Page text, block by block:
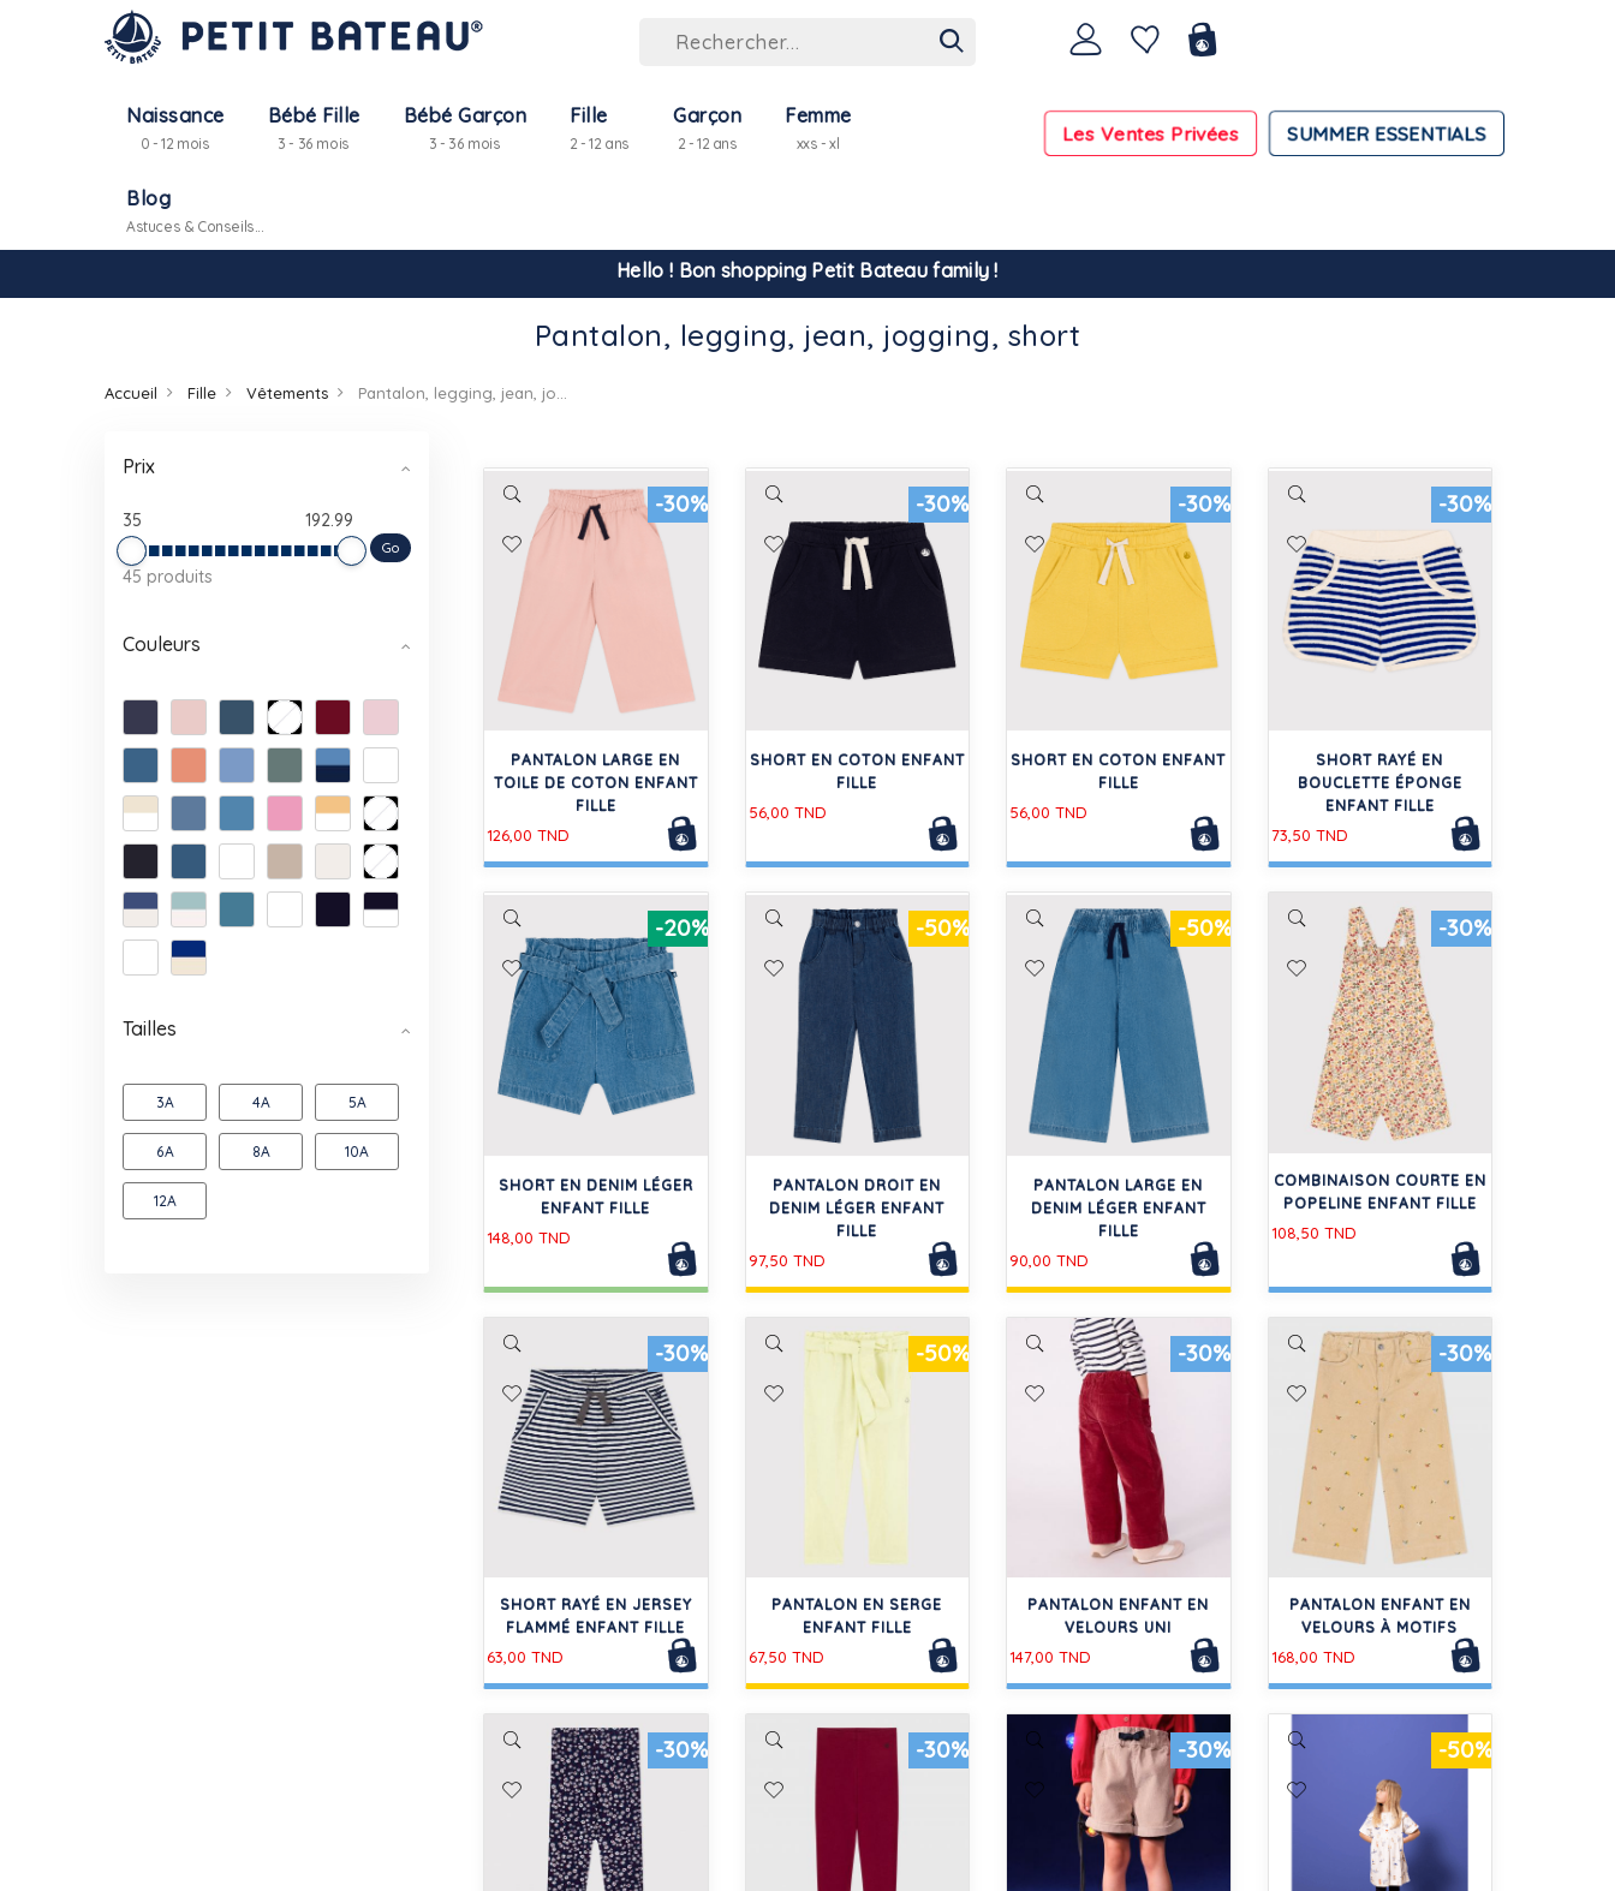
Naissance
0 - 12 mois
Bébé Fille
3 - 36 mois
Bébé Garçon
3 - 36 mois
Fille
2 - 12 ans
Garçon
2 - 12 ans
Femme
xxs - xl SUMMER ESSENTIALS
Les Ventes Privées
Blog
Astuces & Conseils...
Hello ! Bon shopping Petit Bateau family !
La livraison est assurée partout en Tunisie !
Pantalon, legging, jean, jogging, short
Accueil Fille Vêtements
-30%
PANTALON LARGE EN
TOILE DE COTON ENFANT
FILLE
126,00 TND
-30%
SHORT EN COTON ENFANT
FILLE
56,00 TND
-30%
SHORT EN COTON ENFANT
FILLE
56,00 TND
-30%
SHORT RAYÉ EN
BOUCLETTE ÉPONGE
ENFANT FILLE
73,50 TND
-20%
SHORT EN DENIM LÉGER
ENFANT FILLE
148,00 TND
-50%
PANTALON DROIT EN
DENIM LÉGER ENFANT
FILLE
97,50 TND
-50%
PANTALON LARGE EN
DENIM LÉGER ENFANT
FILLE
90,00 TND
-30%
COMBINAISON COURTE EN
POPELINE ENFANT FILLE
108,50 TND
-30%
SHORT RAYÉ EN JERSEY
FLAMMÉ ENFANT FILLE
63,00 TND
-50%
PANTALON EN SERGE
ENFANT FILLE
67,50 TND
-30%
PANTALON ENFANT EN
VELOURS UNI
147,00 TND
-30%
PANTALON ENFANT EN
VELOURS À MOTIFS
168,00 TND
-30% -30% -30% -50%
Prix
35 192.99
Go
45 produits
Couleurs
Tailles
3A 4A 5A
6A 8A 10A
12A